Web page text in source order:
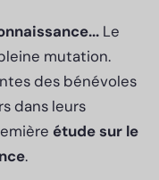
Le
mutation.
des bénévoles
dans leurs
étude sur le
.